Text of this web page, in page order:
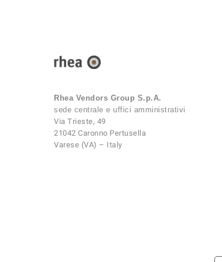
Rhea Vendors Group S.p.A.
sede centrale e uffici amministrativi
Via Trieste, 49
21042 Caronno Pertusella
Varese (VA) – Italy